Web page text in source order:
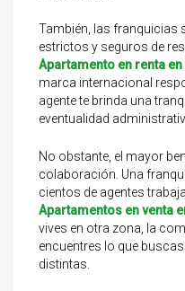
También, las franquicias
estrictos y seguros de
Apartamento en renta
marca internacional
agente te brinda una
eventualidad
No obstante, el mayor
colaboración. Una
cientos de agentes
Apartamentos en venta
vives en otra zona, la
encuentres lo que
distintas.